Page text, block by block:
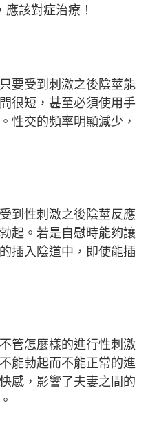
該對症治療！
要受到刺激之後陰莖能
很短，甚至必須使用手
性交的頻率明顯減少，
到性刺激之後陰莖反應
起。若是自慰時能夠讓
插入陰道中，即使能插
管怎麼樣的進行性刺激
能勃起而不能正常的進
感，影響了夫妻之間的